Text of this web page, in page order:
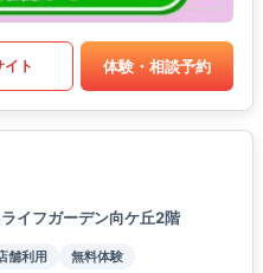
イト 体験・相談予約
イフガーデン向ケ丘2階
舗利用
無料体験